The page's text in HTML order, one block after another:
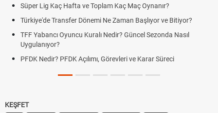
Süper Lig Kaç Hafta ve Toplam Kaç Maç Oynanır?
Türkiye'de Transfer Dönemi Ne Zaman Başlıyor ve Bitiyor?
TFF Yabancı Oyuncu Kuralı Nedir? Güncel Sezonda Nasıl
Uygulanıyor?
PFDK Nedir? PFDK Açılımı, Görevleri ve Karar Süreci
KEŞFET